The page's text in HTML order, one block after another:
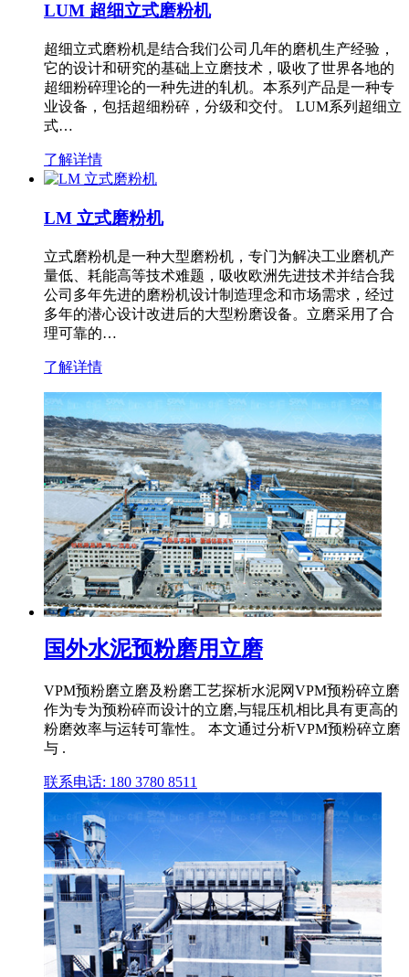
LUM 超细立式磨粉机
超细立式磨粉机是结合我们公司几年的磨机生产经验，
它的设计和研究的基础上立磨技术，吸收了世界各地的
超细粉碎理论的一种先进的轧机。本系列产品是一种专
业设备，包括超细粉碎，分级和交付。 LUM系列超细立
式…
了解详情
LM 立式磨粉机
立式磨粉机是一种大型磨粉机，专门为解决工业磨机产
量低、耗能高等技术难题，吸收欧洲先进技术并结合我
公司多年先进的磨粉机设计制造理念和市场需求，经过
多年的潜心设计改进后的大型粉磨设备。立磨采用了合
理可靠的…
了解详情
国外水泥预粉磨用立磨
VPM预粉磨立磨及粉磨工艺探析水泥网VPM预粉碎立磨
作为专为预粉碎而设计的立磨,与辊压机相比具有更高的
粉磨效率与运转可靠性。 本文通过分析VPM预粉碎立磨
与 .
联系电话: 180 3780 8511